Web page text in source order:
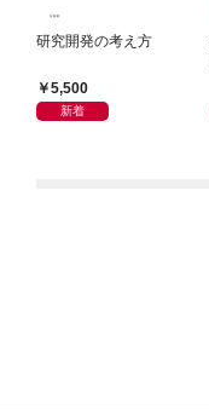
研究開発の考え方
5,500
新着